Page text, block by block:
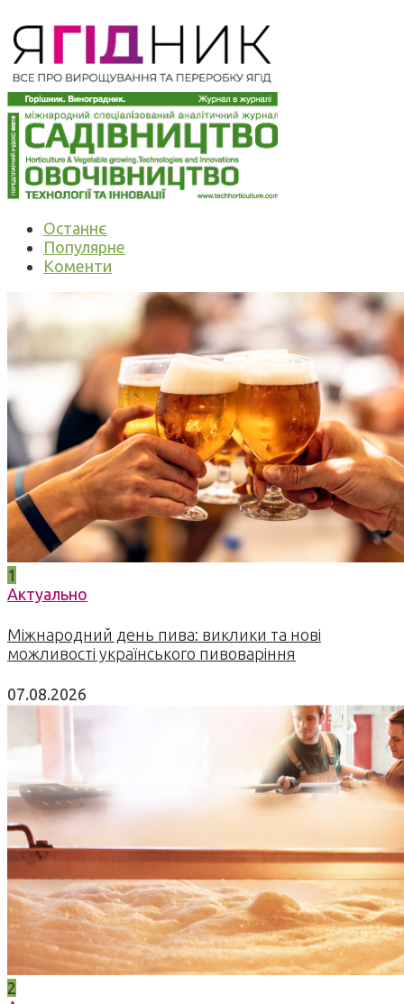
Останнє
Популярне
Коменти
1
Актуально
Міжнародний день пива: виклики та нові
можливості українського пивоваріння
07.08.2026
2